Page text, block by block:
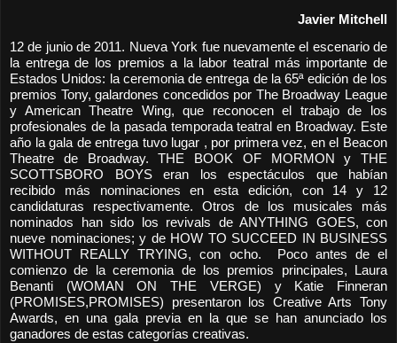
Javier Mitchell
12 de junio de 2011. Nueva York fue nuevamente el escenario de
la entrega de los premios a la labor teatral más importante de
Estados Unidos: la ceremonia de entrega de la 65ª edición de los
premios Tony, galardones concedidos por The Broadway League
y American Theatre Wing, que reconocen el trabajo de los
profesionales de la pasada temporada teatral en Broadway. Este
año la gala de entrega tuvo lugar , por primera vez, en el Beacon
Theatre de Broadway. THE BOOK OF MORMON y THE
SCOTTSBORO BOYS eran los espectáculos que habían
recibido más nominaciones en esta edición, con 14 y 12
candidaturas respectivamente. Otros de los musicales más
nominados han sido los revivals de ANYTHING GOES, con
nueve nominaciones; y de HOW TO SUCCEED IN BUSINESS
WITHOUT REALLY TRYING, con ocho. Poco antes de el
comienzo de la ceremonia de los premios principales, Laura
Benanti (WOMAN ON THE VERGE) y Katie Finneran
(PROMISES,PROMISES) presentaron los Creative Arts Tony
Awards, en una gala previa en la que se han anunciado los
ganadores de estas categorías creativas.